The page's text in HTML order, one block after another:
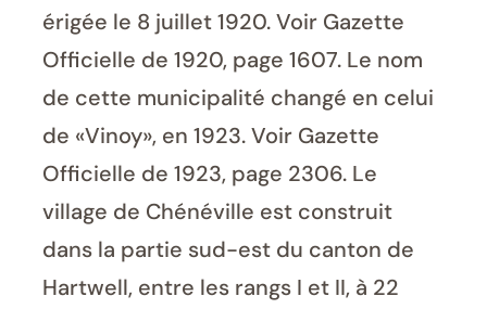
érigée le 8 juillet 1920. Voir Gazette
Officielle de 1920, page 1607. Le nom
de cette municipalité changé en celui
de «Vinoy», en 1923. Voir Gazette
Officielle de 1923, page 2306. Le
village de Chénéville est construit
dans la partie sud-est du canton de
Hartwell, entre les rangs I et II, à 22